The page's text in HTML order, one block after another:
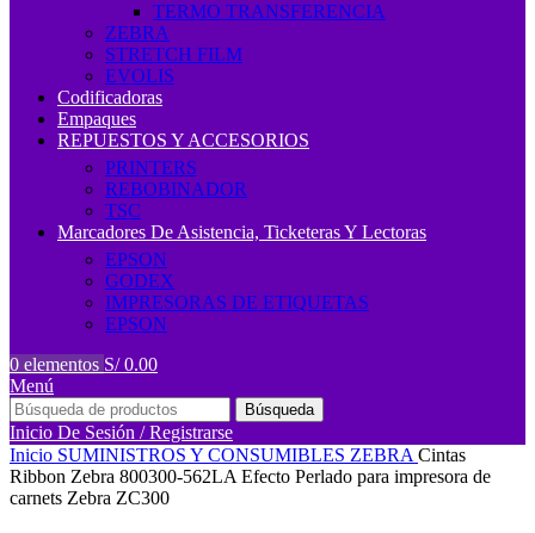
TERMO TRANSFERENCIA
ZEBRA
STRETCH FILM
EVOLIS
Codificadoras
Empaques
REPUESTOS Y ACCESORIOS
PRINTERS
REBOBINADOR
TSC
Marcadores De Asistencia, Ticketeras Y Lectoras
EPSON
GODEX
IMPRESORAS DE ETIQUETAS
EPSON
0 elementos S/0.00
Menú
Búsqueda
Inicio De Sesión / Registrarse
Inicio SUMINISTROS Y CONSUMIBLES ZEBRA Cintas
Ribbon Zebra 800300-562LA Efecto Perlado para impresora de
carnets Zebra ZC300